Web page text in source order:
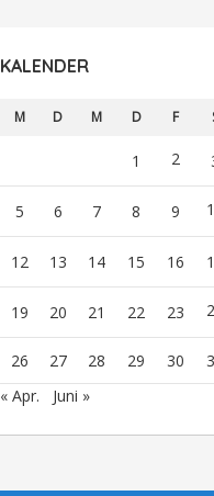
KALENDER
M D M D F
1 2
5 6 7 8 9
12 13 14 15 16
19 20 21 22 23
26 27 28 29 30
« Apr.
Juni »